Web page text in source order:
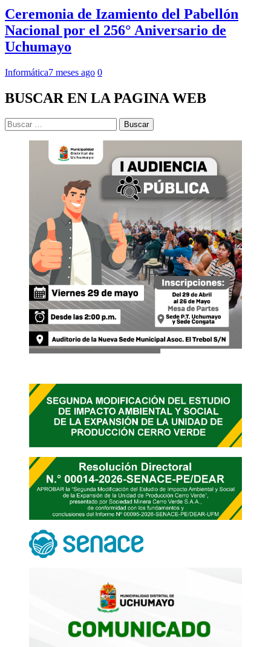
Ceremonia de Izamiento del Pabellón
Nacional por el 256° Aniversario de
Uchumayo
Informática7 meses ago 0
BUSCAR EN LA PAGINA WEB
Buscar: